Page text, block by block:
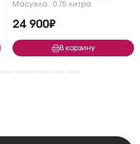
Масуэло
0.75 литра
24 900₽
В корзину